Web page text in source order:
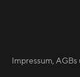
Impressum,